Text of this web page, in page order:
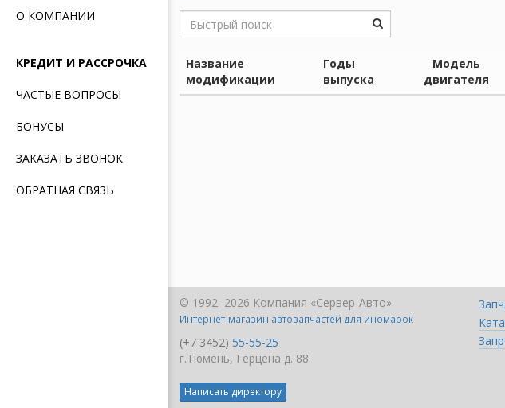
О КОМПАНИИ
КРЕДИТ И РАССРОЧКА
ЧАСТЫЕ ВОПРОСЫ
БОНУСЫ
ЗАКАЗАТЬ ЗВОНОК
ОБРАТНАЯ СВЯЗЬ
Название
модификации
Годы
выпуска
Модель
двигателя
© 1992–2026 Компания «Сервер-Авто»
Интернет-магазин автозапчастей для иномарок
(+7 3452) 55-55-25
г.Тюмень, Герцена д. 88
Написать директору